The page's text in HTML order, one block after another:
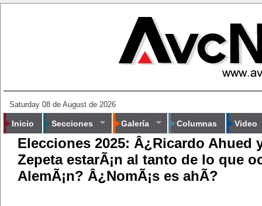
Saturday 08 de August de 2026
Inicio Secciones Galería Columnas Video
Elecciones 2025: Â¿Ricardo Ahued
Zepeta estarÃ¡n al tanto de lo que
AlemÃ¡n? Â¿NomÃ¡s es ahÃ­?